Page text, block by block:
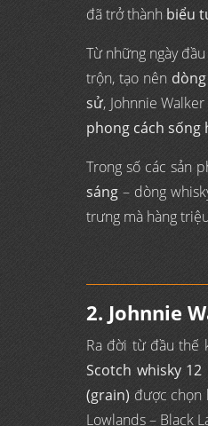
đã trở thành biểu
Từ những ngày
trộn, tạo nên
sử, Johnnie
phong cách sống
Trong số các sản
sáng – dòng
trưng mà hàng
2. Johnnie
Ra đời từ đầu thế
Scotch whisky
(grain) được chọn
Lowlands – Black